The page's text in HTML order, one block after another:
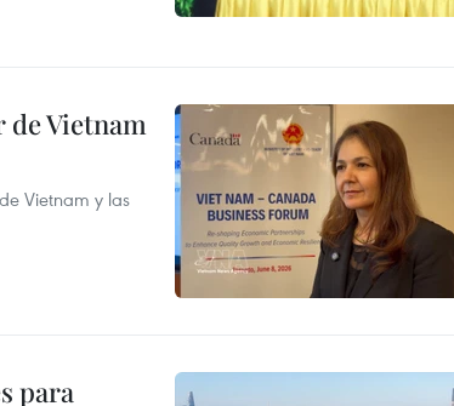
de Vietnam
Vietnam y las
para